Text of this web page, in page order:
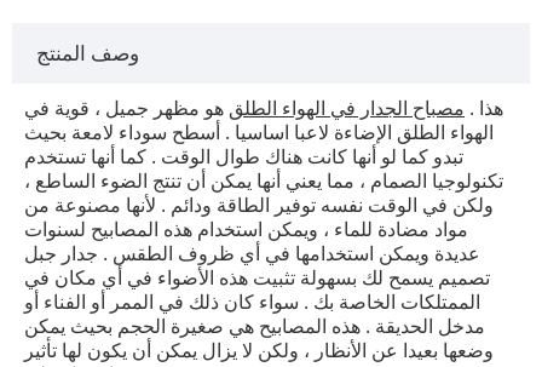
وصف المنتج
هذا . مصباح الجدار في الهواء الطلق هو مظهر جميل ، قوية في
الهواء الطلق الإضاءة لاعبا اساسيا . أسطح سوداء لامعة بحيث
تبدو كما لو أنها كانت هناك طوال الوقت . كما أنها تستخدم
تكنولوجيا الصمام ، مما يعني أنها يمكن أن تنتج الضوء الساطع ،
ولكن في الوقت نفسه توفير الطاقة ودائم . لأنها مصنوعة من
مواد مضادة للماء ، ويمكن استخدام هذه المصابيح لسنوات
عديدة ويمكن استخدامها في أي ظروف الطقس . جدار جبل
تصميم يسمح لك بسهولة تثبيت هذه الأضواء في أي مكان في
الممتلكات الخاصة بك . سواء كان ذلك في الممر أو الفناء أو
مدخل الحديقة . هذه المصابيح هي صغيرة الحجم بحيث يمكن
وضعها بعيدا عن الأنظار ، ولكن لا يزال يمكن أن يكون لها تأثير